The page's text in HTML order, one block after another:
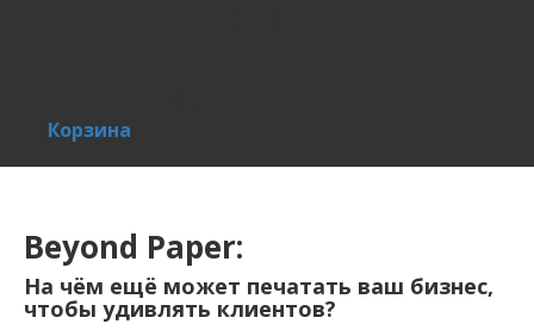
Корзина
Beyond Paper:
На чём ещё может печатать ваш бизнес,
чтобы удивлять клиентов?